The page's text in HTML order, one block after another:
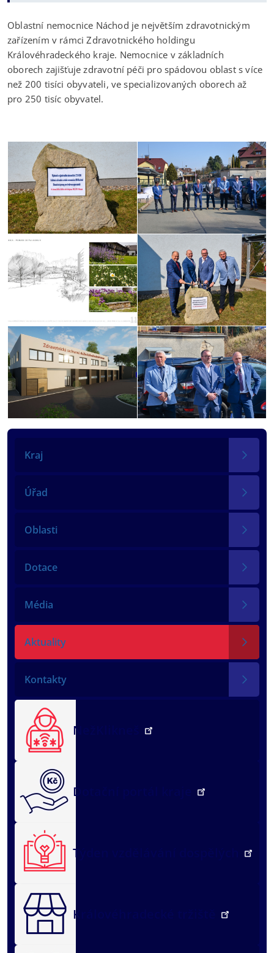
Kraj
Úřad
Oblasti
Dotace
Média
Aktuality
Kontakty
NežKlikneš
Dotační portál kraje
Týden vzdělávání dospělých
Královéhradecké tržiště
Oblastní nemocnice Náchod je největším zdravotnickým
zařízením v rámci Zdravotnického holdingu
Královéhradeckého kraje. Nemocnice v základních
oborech zajišťuje zdravotní péči pro spádovou oblast s více
než 200 tisíci obyvateli, ve specializovaných oborech až
pro 250 tisíc obyvatel.